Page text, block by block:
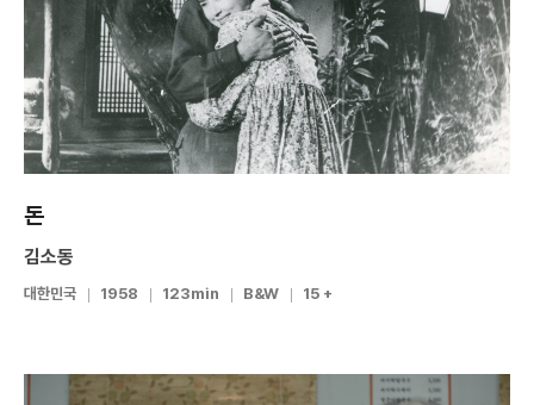
돈
김소동
대한민국 1958 123min B&W 15 +